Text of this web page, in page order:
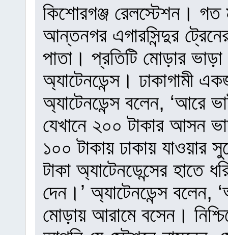
কিশোরগঞ্জ রেলস্টেশন। গত
আন্তনগর এগারসিন্দুর
পাতা। প্রতিটি মোড়ার
অ্যাটেনডেন্স। ঢাকাগামী
অ্যাটেনডেন্স বলেন, ‘আরে
যেখানে ২০০ টাকার আসন
১০০ টাকায় ঢাকায় যাওয়ার
টাকা অ্যাটেনডেন্সের হাতে
দেন।’ অ্যাটেনডেন্স বলেন,
মোড়ায় আরামে বসেন।